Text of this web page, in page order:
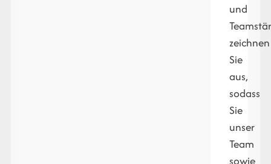
und
zeichnen
Sie
aus,
sodass
Sie
unser
Team
sowie